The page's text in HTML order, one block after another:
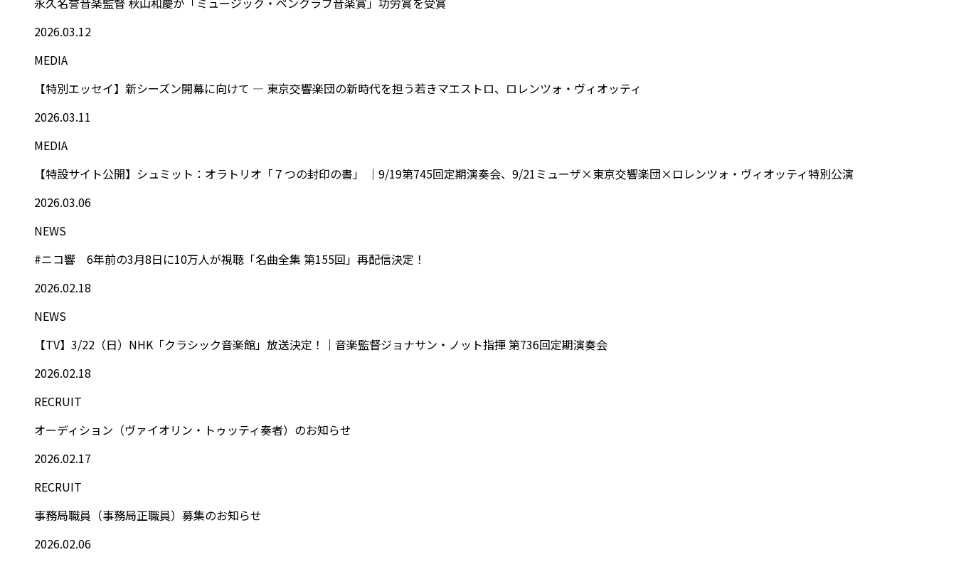
2026.03.12
MEDIA
【特別エッセイ】新シーズン開幕に向けて ― 東京交響楽団の新時代を担う若きマエストロ、ロレンツォ・ヴィオッティ
2026.03.11
MEDIA
【特設サイト公開】シュミット：オラトリオ「７つの封印の書」 ｜9/19第745回定期演奏会、9/21ミューザ×東京交響楽団×ロレンツォ・ヴィオッティ特別公演
2026.03.06
NEWS
#ニコ響 6年前の3月8日に10万人が視聴「名曲全集 第155回」再配信決定！
2026.02.18
NEWS
【TV】3/22（日）NHK「クラシック音楽館」放送決定！｜音楽監督ジョナサン・ノット指揮 第736回定期演奏会
2026.02.18
RECRUIT
オーディション（ヴァイオリン・トゥッティ奏者）のお知らせ
2026.02.17
RECRUIT
事務局職員（事務局正職員）募集のお知らせ
2026.02.06